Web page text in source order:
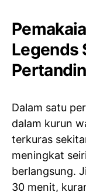
Legends
Dalam satu
dalam kurun
terkuras
meningkat
berlangsung.
30 menit,